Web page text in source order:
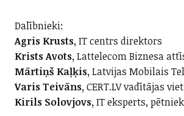
Dalībnieki:
Agris Krusts,IT centrs direktors
Krists Avots,Lattelecom Biznesa
Mārtiņš Kaļķis,Latvijas Mobilais
Varis Teivāns,CERT.LV vadītājas
Kirils Solovjovs,IT eksperts,